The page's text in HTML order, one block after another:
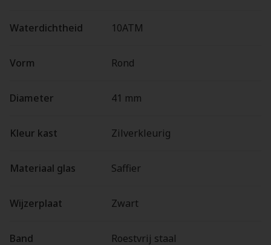
Waterdichtheid 10ATM
Vorm Rond
Diameter 41 mm
Kleur kast Zilverkleurig
Materiaal glas Saffier
Wijzerplaat Zwart
Band Roestvrij staal